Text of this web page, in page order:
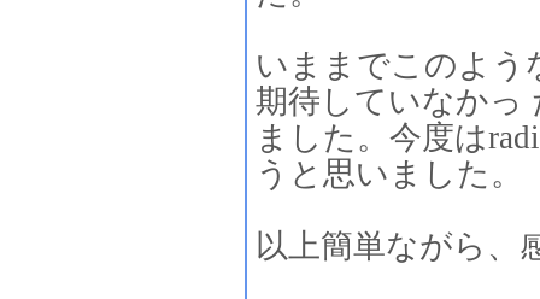
いままでこのよう
期待していなかっ
ました。今度は
うと思いました。
以上簡単ながら、